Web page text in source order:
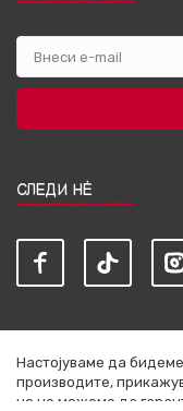
СЛЕДИ НЀ
Настојуваме да
производите,
но не можеме да